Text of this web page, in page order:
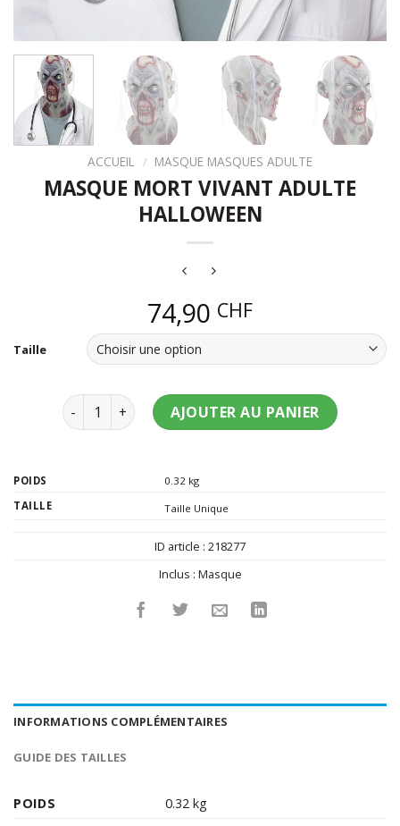
ACCUEIL / MASQUE MASQUES ADULTE
MASQUE MORT VIVANT ADULTE
HALLOWEEN
74,90 CHF
Taille
quantité de Masque mort vivant adulte Halloween
AJOUTER AU PANIER
POIDS
0.32 kg
TAILLE
Taille Unique
ID article : 218277
Inclus : Masque
INFORMATIONS COMPLÉMENTAIRES
GUIDE DES TAILLES
POIDS
0.32 kg